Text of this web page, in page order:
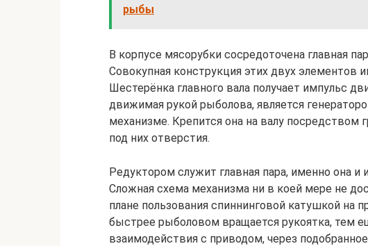
рыбы
В корпусе мясорубки сосредоточена главная
Совокупная конструкция этих двух элементов
Шестерёнка главного вала получает импульс
движимая рукой рыболова, является
механизме. Крепится она на валу посредством
под них отверстия.
Редуктором служит главная пара, именно она и
Сложная схема механизма ни в коей мере не
плане пользования спиннинговой катушкой на
быстрее рыболовом вращается рукоятка, тем
взаимодействия с приводом, через